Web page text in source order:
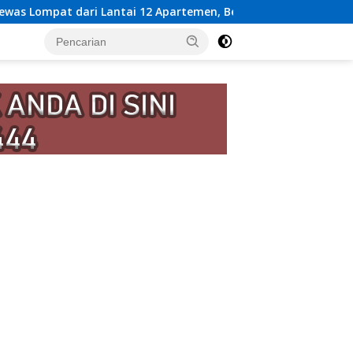
Apartemen, Berawal dari Pesan Wanita Lewat Aplikasi